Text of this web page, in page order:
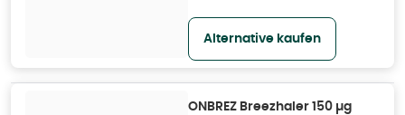
Alternative kaufen
ONBREZ Breezhaler 150 µg